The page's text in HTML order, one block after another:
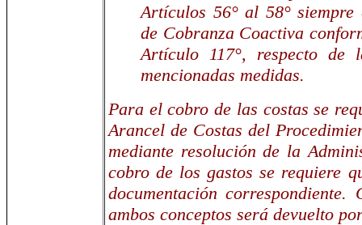
Artículos 56° al 58°
de Cobranza Coactiva
Artículo 117°, respecto de
mencionadas medidas.
Para el cobro de las costas se
Arancel de Costas del
mediante resolución de la
cobro de los gastos se requiere
documentación
ambos conceptos será devuelto